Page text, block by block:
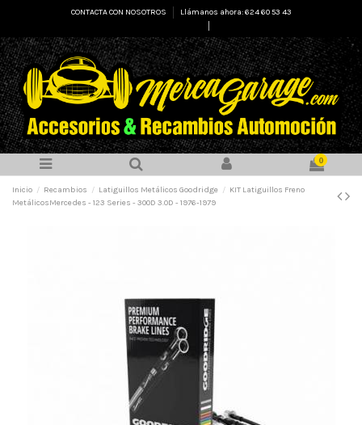
CONTACTA CON NOSOTROS
Llámanos ahora: 624 60 53 43
0
Inicio Recambios Latiguillos Metálicos Goodridge
KIT Latiguillos Freno
MetálicosMercedes - 123 Series - 300D 3.0D - 1976-1979